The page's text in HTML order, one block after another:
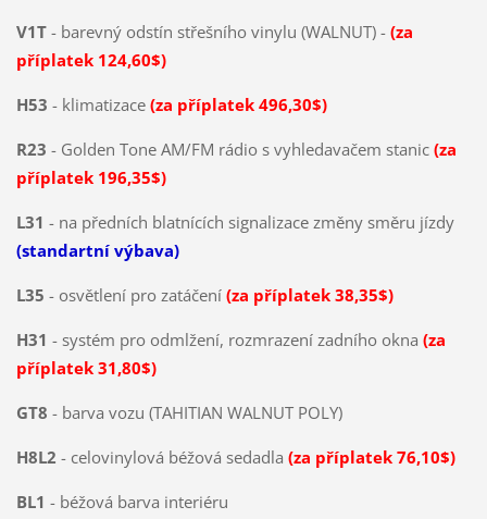
V1T- barevný odstín střešního vinylu (WALNUT) - (za
příplatek 124,60$)
H53 - klimatizace (za příplatek 496,30$)
R23 - Golden Tone AM/FM rádio s vyhledavačem stanic (za
příplatek 196,35$)
L31 - na předních blatnících signalizace změny směru jízdy
(standartní výbava)
L35 - osvětlení pro zatáčení (za příplatek 38,35$)
H31 - systém pro odmlžení, rozmrazení zadního okna (za
příplatek 31,80$)
GT8 - barva vozu (TAHITIAN WALNUT POLY)
H8L2 - celovinylová béžová sedadla (za příplatek 76,10$)
BL1 - béžová barva interiéru